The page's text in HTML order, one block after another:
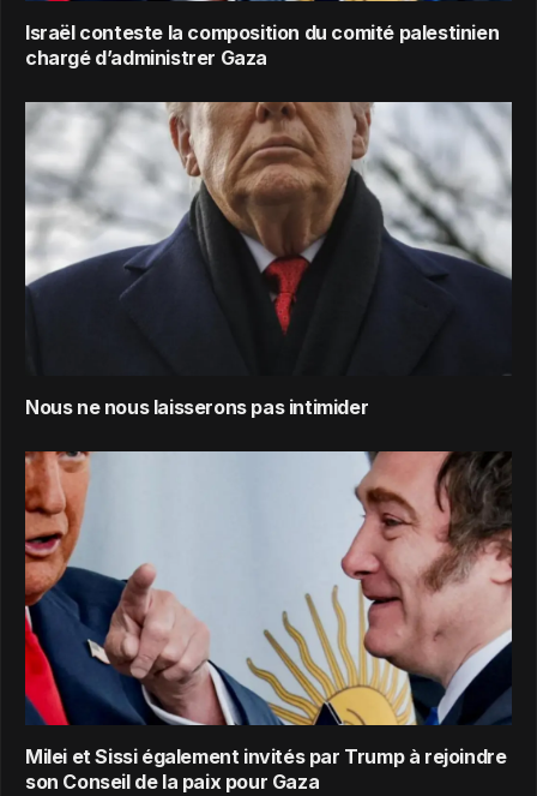
Israël conteste la composition du comité palestinien
chargé d’administrer Gaza
Nous ne nous laisserons pas intimider
Milei et Sissi également invités par Trump à rejoindre
son Conseil de la paix pour Gaza